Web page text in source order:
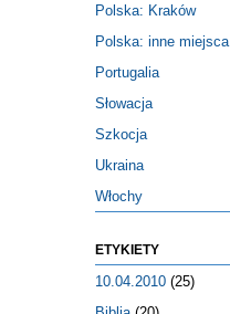
Polska: Kraków
Polska: inne miejsca
Portugalia
Słowacja
Szkocja
Ukraina
Włochy
ETYKIETY
10.04.2010 (25)